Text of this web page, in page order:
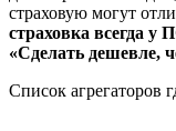
страховую могут
страховка всегда
«Сделать дешевле,
Список агрегаторов